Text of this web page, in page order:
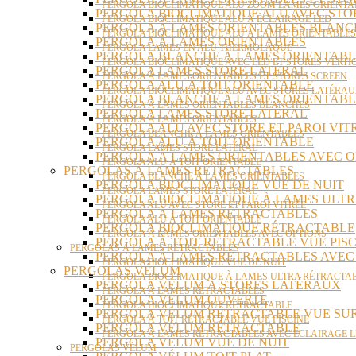
PERGOLA BIOCLIMATIQUE ALU ZOOM LAMES
PERGOLA BIOCLIMATIQUE ALU À ÉCLAIRAGE LED
PERGOLA BIOCLIMATIQUE ALU À LAMES
PERGOLA LAMES EN ALU THERMOLAQUÉ
PERGOLA BIOCLIMATIQUE AVEC LED ET STORES
PERGOLA À LAMES ORIENTABLES ET STORES SCREEN
PERGOLA BIOCLIMATIQUE ALU AVEC STORES
PERGOLA À LAMES ORIENTABLES BLANCHES
PERGOLA À LAMES ORIENTABLES
PERGOLA BLANCHE À LAMES ORIENTABLES
PERGOLA LAMES STORE LATÉRAL
PERGOLA ALU À TOIT ORIENTABLE
PERGOLA BLANCHE À LAMES ORIENTABLES
PERGOLA LAMES STORE LATÉRAL
PERGOLA ALU AVEC STORE ET PAROI VITRÉE
PERGOLA ALU À TOIT ORIENTABLE
PERGOLA À LAMES ORIENTABLES AVEC OPTIONS
PERGOLAS À LAMES RÉTRACTABLES
PERGOLA BIOCLIMATIQUE VUE DE NUIT
PERGOLA BIOCLIMATIQUE À LAMES ULTRA
PERGOLA À LAMES RÉTRACTABLES
PERGOLA BIOCLIMATIQUE RÉTRACTABLE
PERGOLA À TOIT RÉTRACTABLE VUE PISCINE
PERGOLA À LAMES RÉTRACTABLES AVEC ÉCLAIRAGE
PERGOLAS VÉLUM
PERGOLA BIOCLIMATIQUE ALU AVEC
PERGOLA À LAMES ORIENTABLES
PERGOLA À LAMES ORIENTABLES
PERGOLA BLANCHE À LAMES
PERGOLA LAMES STORE LATÉRAL
PERGOLA ALU À TOIT ORIENTABLE
PERGOLA BLANCHE À LAMES
PERGOLA LAMES STORE LATÉRAL
PERGOLA ALU AVEC STORE ET PAROI
PERGOLA ALU À TOIT ORIENTABLE
PERGOLA À LAMES ORIENTABLES AVEC
PERGOLAS À LAMES RÉTRACTABLES
PERGOLA BIOCLIMATIQUE VUE DE NUIT
PERGOLA BIOCLIMATIQUE À LAMES
PERGOLA À LAMES RÉTRACTABLES
PERGOLA BIOCLIMATIQUE RÉTRACTABLE
PERGOLA À TOIT RÉTRACTABLE VUE
PERGOLA À LAMES RÉTRACTABLES
PERGOLAS VÉLUM
PERGOLA VÉLUM À STORES LATÉRAUX
PERGOLA VÉLUM OUVERTE
PERGOLA VÉLUM RÉTRACTABLE VUE
PERGOLA VÉLUM RÉTRACTABLE
PERGOLA VÉLUM VUE DE NUIT